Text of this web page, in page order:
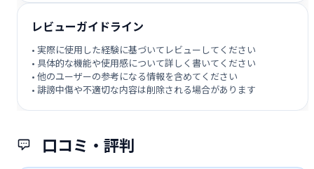
口コミ・評判
レビューガイドライン
• 実際に使用した経験に基づいてレビューしてください
• 具体的な機能や使用感について詳しく書いてください
• 他のユーザーの参考になる情報を含めてください
• 誹謗中傷や不適切な内容は削除される場合があります